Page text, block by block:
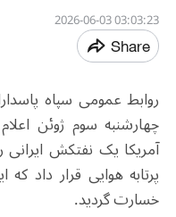
03:03:23 2026-06-03
Share
روابط عمومی سپاه
چهارشنبه سوم ژوئن
آمریکا یک نفتکش
پرتابه هوایی قرار داد
خسارت گردید.